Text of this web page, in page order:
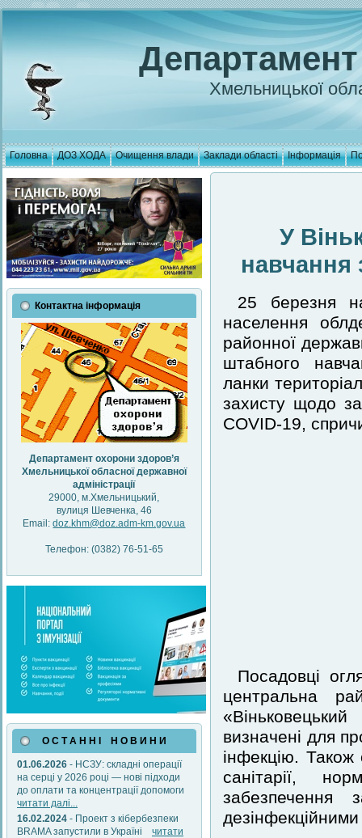
Хмельницької
Головна ДОЗ ХОДА Очищення влади Заклади області Інформація
Контактна інформація
Департамент охорони здоров’я
Хмельницької обласної державної
адміністрації
29000, м.Хмельницький,
вулиця Шевченка, 46
Email:doz.khm@doz.adm-km.gov.ua
Телефон: (0382) 76-51-65
О С Т А Н Н І Н О В И Н И
01.06.2026 - НСЗУ: складні операції
на серці у 2026 році — нові підходи
до оплати та концентрації допомоги
читати далі...
16.02.2024 - Проект з кібербезпеки
BRAMA запустили в Україні читати
У
навчання
25 березня
населення
районної
штабного
ланки
захисту щодо
COVID-19,
Посадовці
центральна
визначені для
інфекцію. Також
санітарії,
забезпечення